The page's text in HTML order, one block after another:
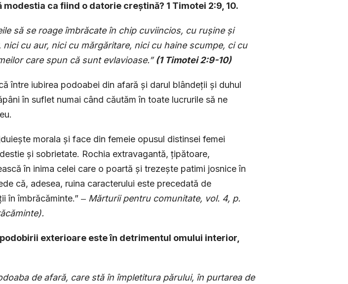
modestia ca fiind o datorie creștină? 1 Timotei 2:9, 10.
să se roage îmbrăcate în chip cuviincios, cu rușine și
cu aur, nici cu mărgăritare, nici cu haine scumpe, ci cu
care spun că sunt evlavioase.”(1 Timotei 2:9-10)
între iubirea podoabei din afară și darul blândeții și duhul
în suflet numai când căutăm în toate lucrurile să ne
morala și face din femeie opusul distinsei femei
și sobrietate. Rochia extravagantă, țipătoare,
în inima celei care o poartă și trezește patimi josnice în
că, adesea, ruina caracterului este precedată de
în îmbrăcăminte.” ‒ Mărturii pentru comunitate, vol. 4, p.
exterioare este în detrimentul omului interior,
de afară, care stă în împletitura părului, în purtarea de